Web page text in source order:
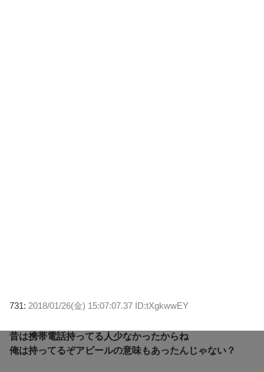
731: 2018/01/26(金) 15:07:07.37 ID:tXgkwwEY
昔は携帯電話持ってる人少なかったからね
俺は持ってるぞアピールの意味もあったんじゃない？